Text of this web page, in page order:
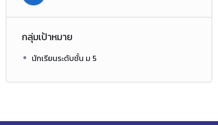
กลุ่มเป้าหมาย
นักเรียนระดับชั้น ม 5